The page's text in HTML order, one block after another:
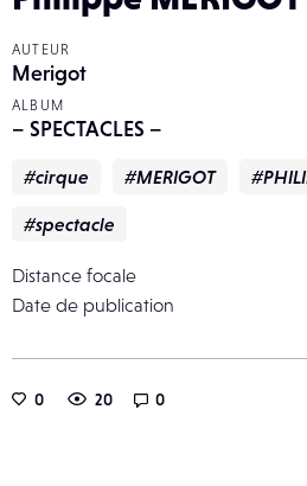
AUTEUR
Merigot
ALBUM
– SPECTACLES –
#cirque #MERIGOT
#spectacle
Distance focale
Date de publication
0 20 0